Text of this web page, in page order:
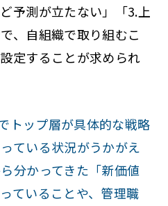
予測が立たない」「3.上
、自組織で取り組むこ
定することが求められ
トップ層が具体的な戦略
ている状況がうかがえ
分かってきた「新価値
ていることや、管理職